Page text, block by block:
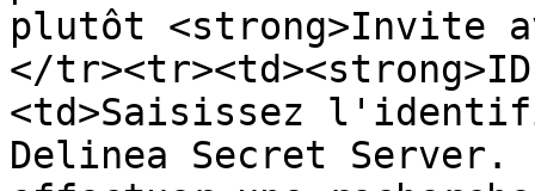
plutôt <strong>Invite
</
<td>Saisissez
Delinea Secret Server.